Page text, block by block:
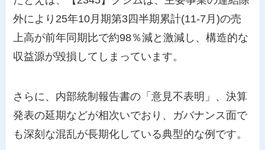
外により25年10月期第3四半期累計(11-7月)の売
上高が前年同期比で約98％減と激減し、構造的な
収益源が毀損してしまっています。
さらに、内部統制報告書の「意見不表明」、決算
発表の延期などが相次いでおり、ガバナンス面で
も深刻な混乱が長期化している典型的な例です。